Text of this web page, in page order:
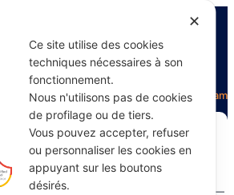
du voyage
FacebookTwitterInstagram
✕
Ce site utilise des cookies
techniques nécessaires à son
fonctionnement.
Nous n'utilisons pas de cookies
de profilage ou de tiers.
Vous pouvez accepter, refuser
ou personnaliser les cookies en
appuyant sur les boutons
désirés.